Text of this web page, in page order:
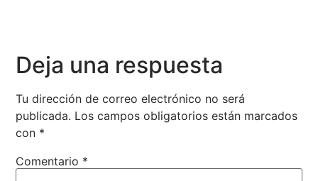
Deja una respuesta
Tu dirección de correo electrónico no será
publicada. Los campos obligatorios están marcados
con *
Comentario *